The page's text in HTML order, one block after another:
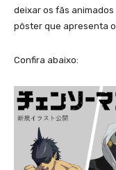
deixar os fãs
pôster que apresenta
Confira abaixo: